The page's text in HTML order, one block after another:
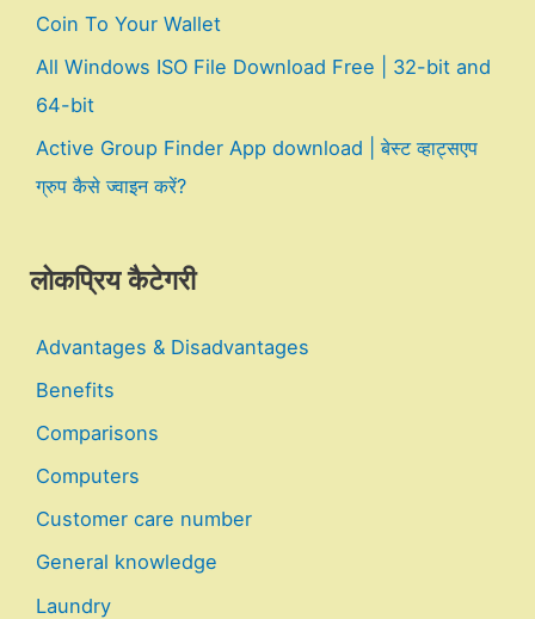
Coin To Your Wallet
All Windows ISO File Download Free | 32-bit and
64-bit
Active Group Finder App download | बेस्ट व्हाट्सएप
ग्रुप कैसे ज्वाइन करें?
लोकप्रिय कैटेगरी
Advantages & Disadvantages
Benefits
Comparisons
Computers
Customer care number
General knowledge
Laundry